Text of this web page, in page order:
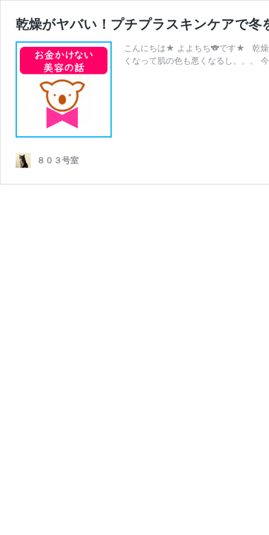
乾燥がヤバい！プチプラスキンケアで
こんにちは★ よよちち🐨です★ 乾燥
くなって肌の色も悪くなるし。。。
８０３号室